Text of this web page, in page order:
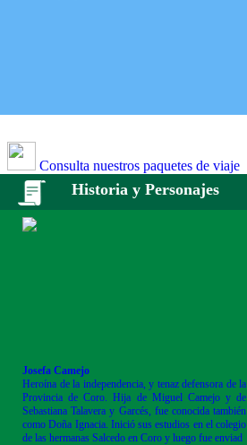
Consulta nuestros paquetes de viaje
Historia y Personajes
Josefa Camejo
Heroína de la independencia, y tenaz defensora de la
Provincia de Coro. Hija de Miguel Camejo y de
Sebastiana Talavera y Garcés, fue conocida también
como Doña Ignacia. Inició sus estudios en el colegio
de las hermanas Salcedo en Coro y luego fue enviad